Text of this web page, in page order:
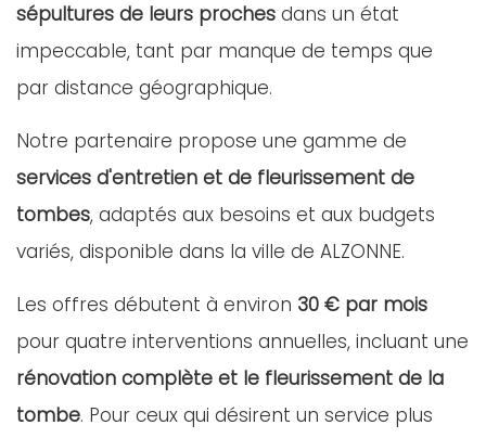
sépultures de leurs proches dans un état
impeccable, tant par manque de temps que
par distance géographique.
Notre partenaire propose une gamme de
services d'entretien et de fleurissement de
tombes, adaptés aux besoins et aux budgets
variés, disponible dans la ville de ALZONNE.
Les offres débutent à environ 30 € par mois
pour quatre interventions annuelles, incluant une
rénovation complète et le fleurissement de la
tombe. Pour ceux qui désirent un service plus